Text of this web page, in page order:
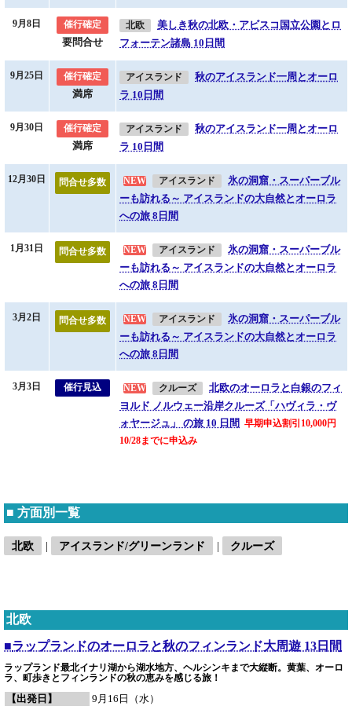
催行決定
9/25発『秋のアイスランド一周とオーロラ 10日間』
した。(4/3付)
7/15発『絶景ホテル「フェロイヤル」に４連泊 フェロー諸島への旅 ８
の催行が決定しました。(3/18付)
新発表！
ラップランドのオーロラと秋のフィンランド大周遊 13日間 9/16発
（3/7付）
スネス半島 ８日間 8/23発 （3/6付）
美しき秋の北欧・アビスコ国立公園とロフォーテン諸島 10日間
新発表！
秋のアイスランド一周とオーロラ 10日間 9/25・9/30発 （3/4付）
7/5発『極北の大地グリーンランド・ヌークへの旅 ８日間』
定しました。(2/18付)
追加設定
ご好評につき、7/15発 絶景ホテル「フェロイヤル」に４連泊 フェロー
を追加設定いたしました。(2/17付)
運河彩る王都・コペンハーゲン滞在と周辺への旅 ８日間
（2/16付）
北ノルウェー絶景街道 センヤ島からロフォーテン諸島 9日間 7/22発
世界遺産ゴットランド島と「水の都」ストックホルム滞在 ８日間
8/3・8/30発 （2/2付）
催行決定
7/21発『絶景ホテル「フェロイヤル」に４連泊 フェロー諸島への旅 ８
新発表！
紅葉のフィヨルドとオーロラを楽しむ ノルウェー沿岸クルーズ「ハヴ
ィラ・ヴォヤージュ」 の旅 10 日間 9/22発 （1/21付）
アイスランドの大自然とグリーンランド 11日間 6/23発 （1/16付）
催行決定
9月8日 催行確定
要問合せ
北欧
美しき秋の北欧・アビスコ国立公園とロ
フォーテン諸島 10日間
9月25日 催行確定
満席
アイスランド
秋のアイスランド一周とオーロ
ラ 10日間
9月30日 催行確定
満席
アイスランド
秋のアイスランド一周とオーロ
ラ 10日間
12月30日 問合せ多数 NEW アイスランド
氷の洞窟・スーパーブル
ーも訪れる～ アイスランドの大自然とオーロラ
への旅 8日間
1月31日 問合せ多数 NEW アイスランド
氷の洞窟・スーパーブル
ーも訪れる～ アイスランドの大自然とオーロラ
への旅 8日間
3月2日 問合せ多数 NEW アイスランド
氷の洞窟・スーパーブル
ーも訪れる～ アイスランドの大自然とオーロラ
への旅 8日間
3月3日 催行見込 NEW クルーズ
北欧のオーロラと白銀のフィ
ヨルド ノルウェー沿岸クルーズ「ハヴィラ・ヴ
ォヤージュ」 の旅 10 日間
早期申込割引10,000円
10/28までに申込み
■ 方面別一覧
北欧 | アイスランド/グリーンランド | クルーズ
北欧
■ラップランドのオーロラと秋のフィンランド大周遊 13日間
ラップランド最北イナリ湖から湖水地方、ヘルシンキまで大縦断。黄葉、オーロ
ラ、町歩きとフィンランドの秋の恵みを感じる旅！
【出発日】
9月16日（水）